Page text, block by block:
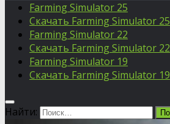
Farming Simulator 25
Скачать Farming Simulator 25
Farming Simulator 22
Скачать Farming Simulator 22
Farming Simulator 19
Скачать Farming Simulator 19
Найти: